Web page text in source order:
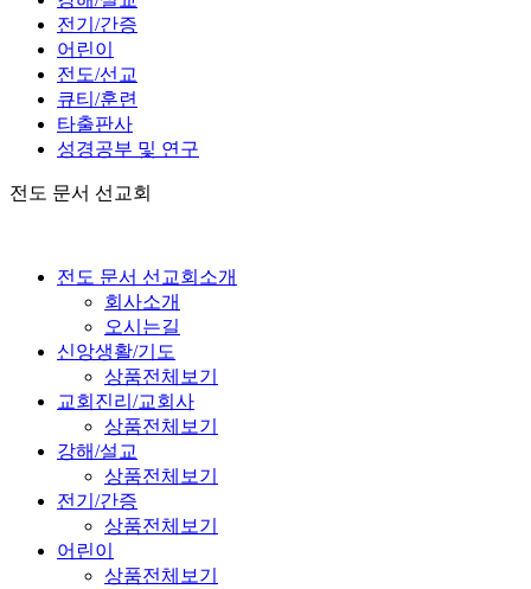
전기/간증
어린이
전도/선교
큐티/훈련
타출판사
성경공부 및 연구
전도 문서 선교회
전도 문서 선교회소개
회사소개
오시는길
신앙생활/기도
상품전체보기
교회진리/교회사
상품전체보기
강해/설교
상품전체보기
전기/간증
상품전체보기
어린이
상품전체보기